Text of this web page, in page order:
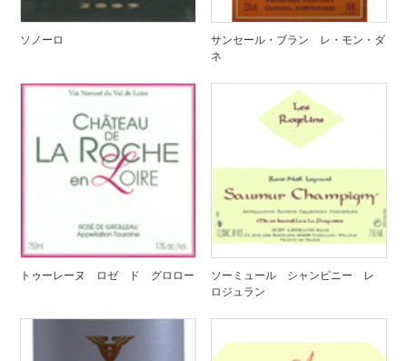
ソノーロ
サンセール・ブラン レ・モン・ダ
ネ
トゥーレーヌ ロゼ ド グロロー
ソーミュール シャンピニー レ
ロジュラン